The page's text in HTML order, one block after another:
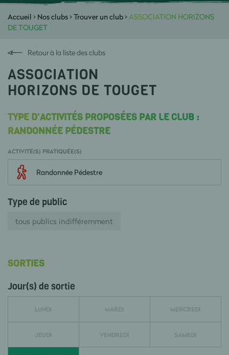
Accueil > Nos clubs>Trouver un club>ASSOCIATION HORIZONS
DE TOUGET
Retour à la liste des clubs
ASSOCIATION
HORIZONS DE TOUGET
TYPE D'ACTIVITÉS PROPOSÉES PAR LE CLUB :
RANDONNÉE PÉDESTRE
ACTIVITÉ(S) PRATIQUÉE(S)
Randonnée Pédestre
Type de public
tous publics indifféremment
SORTIES
Jour(s) de sortie
LUNDI MARDI MERCREDI
JEUDI VENDREDI SAMEDI